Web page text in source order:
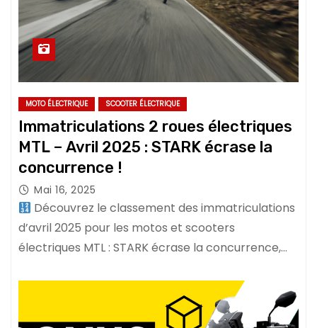
MOTO ÉLECTRIQUE SCOOTER ÉLECTRIQUE
Immatriculations 2 roues électriques
MTL – Avril 2025 : STARK écrase la
concurrence !
Mai 16, 2025
Découvrez le classement des immatriculations
d’avril 2025 pour les motos et scooters
électriques MTL : STARK écrase la concurrence,…